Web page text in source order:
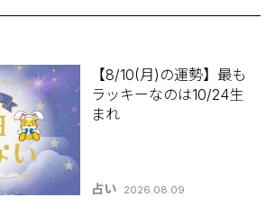
【8/10(月)の運勢】最も
ラッキーなのは10/24生
まれ
占い 2026.08.09